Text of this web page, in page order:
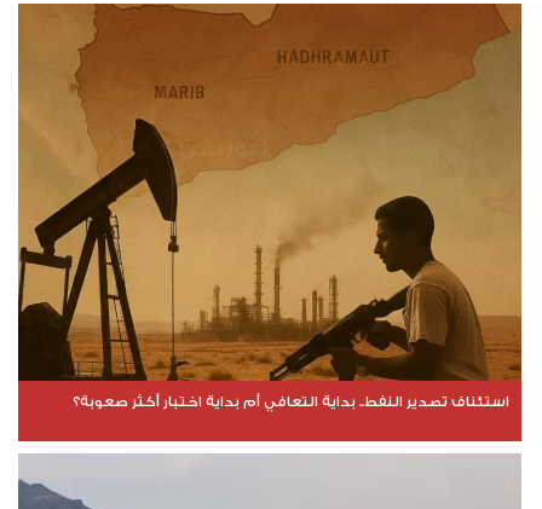
استئناف تصدير النفط.. بداية التعافي أم بداية اختبار أكثر صعوبة؟